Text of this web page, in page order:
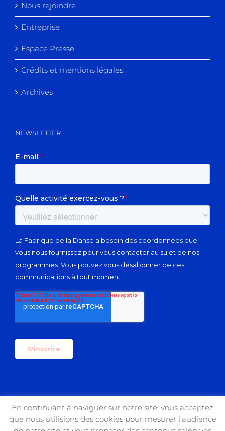
Nous rejoindre
Entreprise
Espace Presse
Crédits et mentions légales
Archives
NEWSLETTER
Copyright 2017 USIN'ART | All Rights Reserved
En continuant à naviguer sur notre site, vous acceptez
que nous utilisions des cookies pour mesurer l'audience